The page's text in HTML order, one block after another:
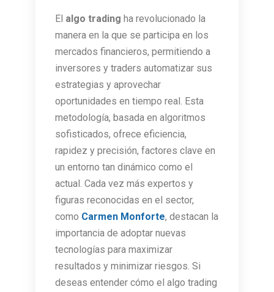
El algo trading ha revolucionado la
manera en la que se participa en los
mercados financieros, permitiendo a
inversores y traders automatizar sus
estrategias y aprovechar
oportunidades en tiempo real. Esta
metodología, basada en algoritmos
sofisticados, ofrece eficiencia,
rapidez y precisión, factores clave en
un entorno tan dinámico como el
actual. Cada vez más expertos y
figuras reconocidas en el sector,
como Carmen Monforte, destacan la
importancia de adoptar nuevas
tecnologías para maximizar
resultados y minimizar riesgos. Si
deseas entender cómo el algo trading